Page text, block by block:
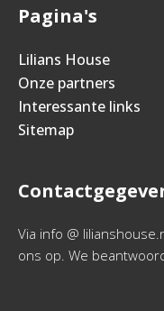
Pagina's
Lilians House
Onze partners
Interessante links
Sitemap
Via info @
ons op. We